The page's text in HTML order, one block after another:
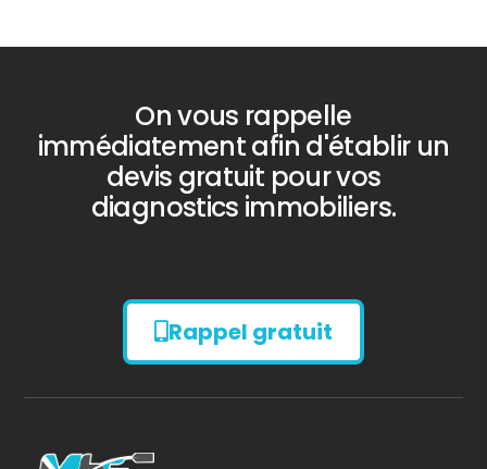
Diagnostic
AMIANTE
On vous rappelle
immédiatement afin d'établir un
devis gratuit pour vos
diagnostics immobiliers.
Rappel gratuit